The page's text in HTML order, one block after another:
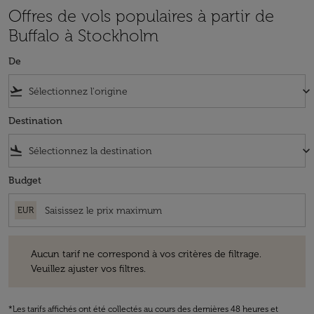
Offres de vols populaires à partir de
Buffalo à Stockholm
De
flight_takeoff keyboard_arrow_down
Destination
flight_land keyboard_arrow_down
Budget
EUR
Aucun tarif ne correspond à vos critères de filtrage.
Veuillez ajuster vos filtres.
*Les tarifs affichés ont été collectés au cours des dernières 48 heures et